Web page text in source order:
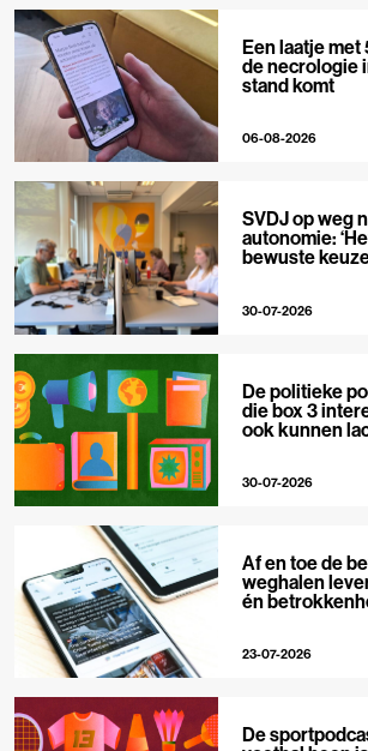
Een laatje
de necrologie
stand komt
06-08-2026
SVDJ op weg
autonomie:
bewuste
30-07-2026
De politieke
die box 3
ook kunnen
30-07-2026
Af en toe de
weghalen
én
23-07-2026
De